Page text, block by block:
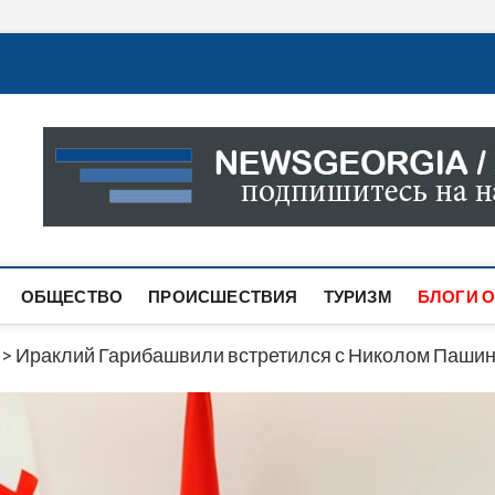
Новости Грузии
САМАЯ АКТУАЛЬНАЯ ИНФОРМАЦИЯ О СОБЫТИЯХ
САЙТЕ ВЫ НАЙДЕТЕ НОВОСТИ ПОЛИТИКИ,
ОБЩЕСТВО ПРОИСШЕСТВИЯ ТУРИЗМ БЛОГИ
> Ираклий Гарибашвили встретился с Николом